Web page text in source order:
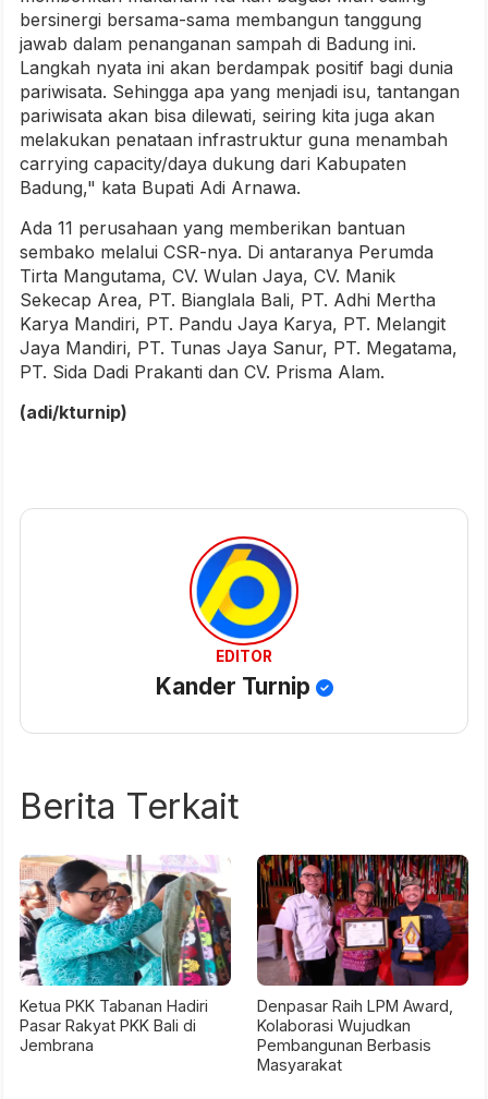
bersinergi bersama-sama membangun tanggung
jawab dalam penanganan sampah di Badung ini.
Langkah nyata ini akan berdampak positif bagi dunia
pariwisata. Sehingga apa yang menjadi isu, tantangan
pariwisata akan bisa dilewati, seiring kita juga akan
melakukan penataan infrastruktur guna menambah
carrying capacity/daya dukung dari Kabupaten
Badung," kata Bupati Adi Arnawa.
Ada 11 perusahaan yang memberikan bantuan
sembako melalui CSR-nya. Di antaranya Perumda
Tirta Mangutama, CV. Wulan Jaya, CV. Manik
Sekecap Area, PT. Bianglala Bali, PT. Adhi Mertha
Karya Mandiri, PT. Pandu Jaya Karya, PT. Melangit
Jaya Mandiri, PT. Tunas Jaya Sanur, PT. Megatama,
PT. Sida Dadi Prakanti dan CV. Prisma Alam.
(adi/kturnip)
EDITOR
Kander Turnip
Berita Terkait
Ketua PKK Tabanan Hadiri
Pasar Rakyat PKK Bali di
Jembrana
Denpasar Raih LPM Award,
Kolaborasi Wujudkan
Pembangunan Berbasis
Masyarakat